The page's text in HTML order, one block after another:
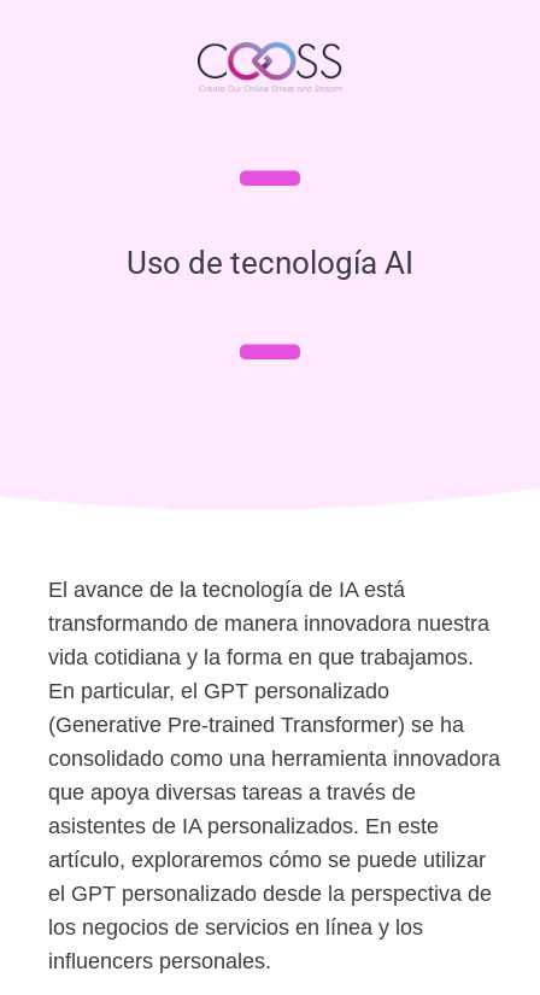
Uso de tecnología AI
El avance de la tecnología de IA está
transformando de manera innovadora nuestra
vida cotidiana y la forma en que trabajamos.
En particular, el GPT personalizado
(Generative Pre-trained Transformer) se ha
consolidado como una herramienta innovadora
que apoya diversas tareas a través de
asistentes de IA personalizados. En este
artículo, exploraremos cómo se puede utilizar
el GPT personalizado desde la perspectiva de
los negocios de servicios en línea y los
influencers personales.